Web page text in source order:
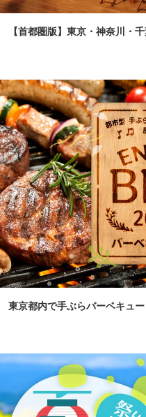
【首都圏版】東京・神奈川・
東京都内で手ぶらバーベキュ